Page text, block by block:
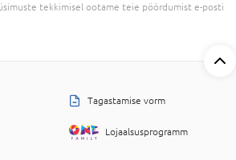
tekkimisel ootame teie pöördumist e-posti
Tagastamise vorm
Lojaalsusprogramm